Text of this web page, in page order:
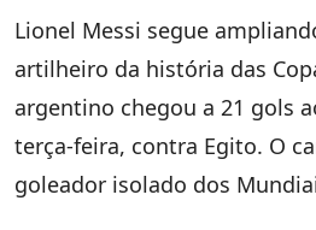
Lionel Messi segue
artilheiro da história das
argentino chegou a 21 gols
terça-feira, contra Egito. O
goleador isolado dos